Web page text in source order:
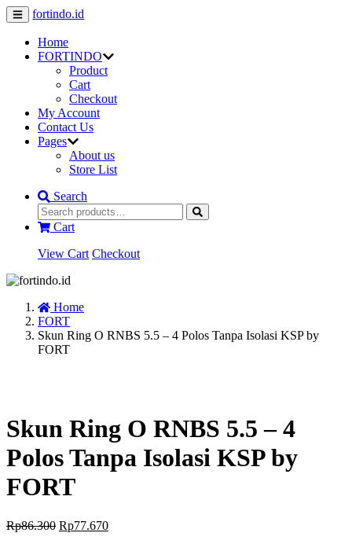
fortindo.id
Home
FORTINDO
Product
Cart
Checkout
My Account
Contact Us
Pages
About us
Store List
Search
Cart
View Cart Checkout
Home
FORT
Skun Ring O RNBS 5.5 – 4 Polos Tanpa Isolasi KSP by
FORT
Skun Ring O RNBS 5.5 – 4
Polos Tanpa Isolasi KSP by
FORT
Rp86.300 Rp77.670